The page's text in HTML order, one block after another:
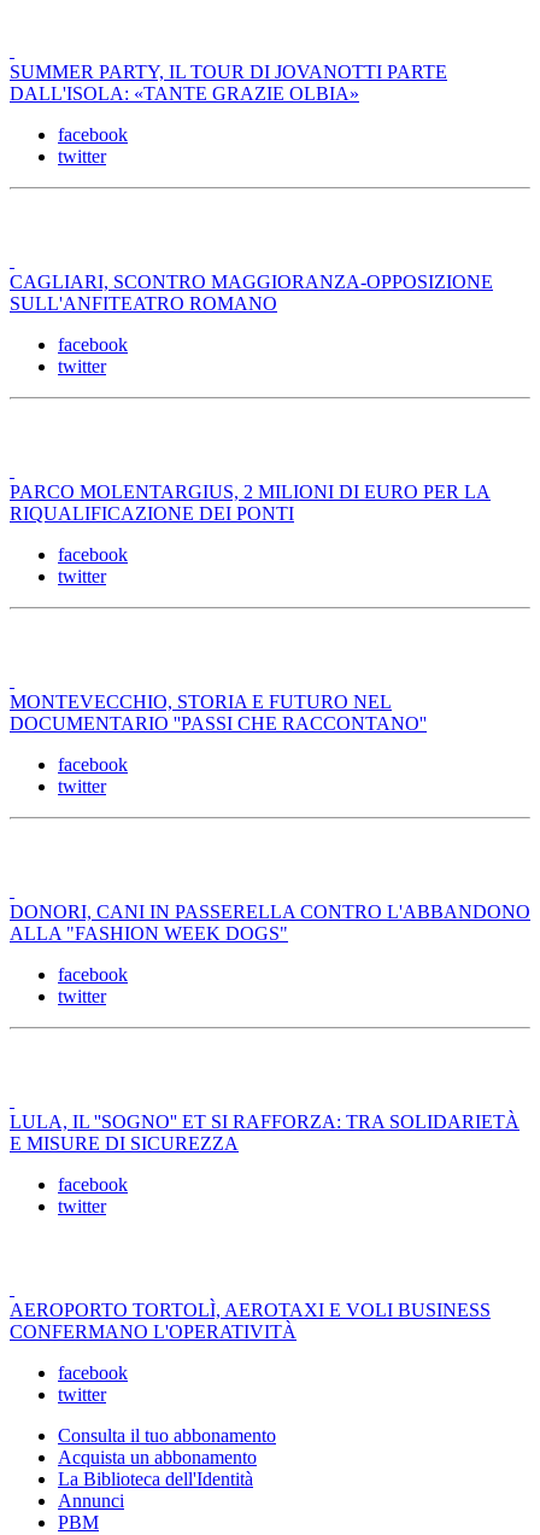
SUMMER PARTY, IL TOUR DI JOVANOTTI PARTE
DALL'ISOLA: «TANTE GRAZIE OLBIA»
facebook
twitter
CAGLIARI, SCONTRO MAGGIORANZA-OPPOSIZIONE
SULL'ANFITEATRO ROMANO
facebook
twitter
PARCO MOLENTARGIUS, 2 MILIONI DI EURO PER LA
RIQUALIFICAZIONE DEI PONTI
facebook
twitter
MONTEVECCHIO, STORIA E FUTURO NEL
DOCUMENTARIO ''PASSI CHE RACCONTANO''
facebook
twitter
DONORI, CANI IN PASSERELLA CONTRO L'ABBANDONO
ALLA "FASHION WEEK DOGS"
facebook
twitter
LULA, IL ''SOGNO'' ET SI RAFFORZA: TRA SOLIDARIETÀ
E MISURE DI SICUREZZA
facebook
twitter
AEROPORTO TORTOLÌ, AEROTAXI E VOLI BUSINESS
CONFERMANO L'OPERATIVITÀ
facebook
twitter
Consulta il tuo abbonamento
Acquista un abbonamento
La Biblioteca dell'Identità
Annunci
PBM